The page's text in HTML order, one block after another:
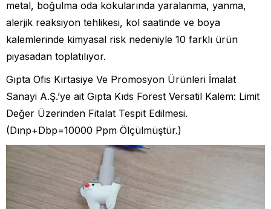
metal, boğulma oda kokularında yaralanma, yanma,
alerjik reaksiyon tehlikesi, kol saatinde ve boya
kalemlerinde kimyasal risk nedeniyle 10 farklı ürün
piyasadan toplatılıyor.
Gıpta Ofis Kırtasiye Ve Promosyon Ürünleri İmalat
Sanayi A.Ş.’ye ait Gıpta Kıds Forest Versatil Kalem: Limit
Değer Üzerinden Fitalat Tespit Edilmesi.
(Dınp+Dbp=10000 Ppm Ölçülmüştür.)